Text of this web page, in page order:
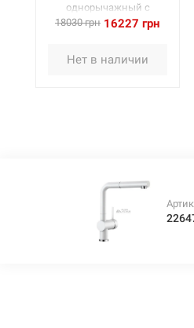
однорычажный с
выдвижным изливом
18030 грн 16227 грн
Нет в наличии